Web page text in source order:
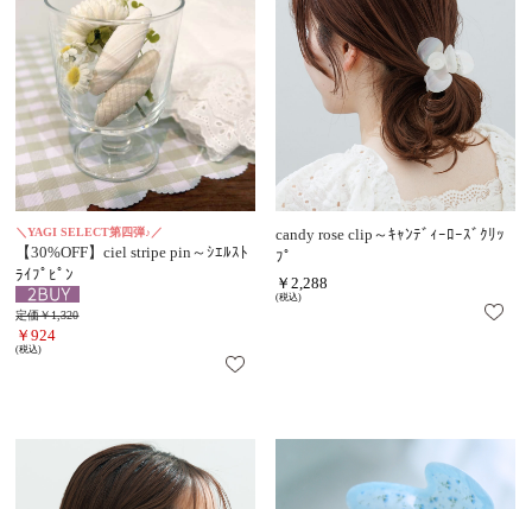
＼YAGI SELECT第四弾♪／
【30%OFF】ciel stripe pin～ｼｴﾙｽﾄ
ﾗｲﾌﾟﾋﾟﾝ
定価￥1,320
￥924
(税込)
candy rose clip～ｷｬﾝﾃﾞｨｰﾛｰｽﾞｸﾘｯ
ﾌﾟ
￥2,288
(税込)